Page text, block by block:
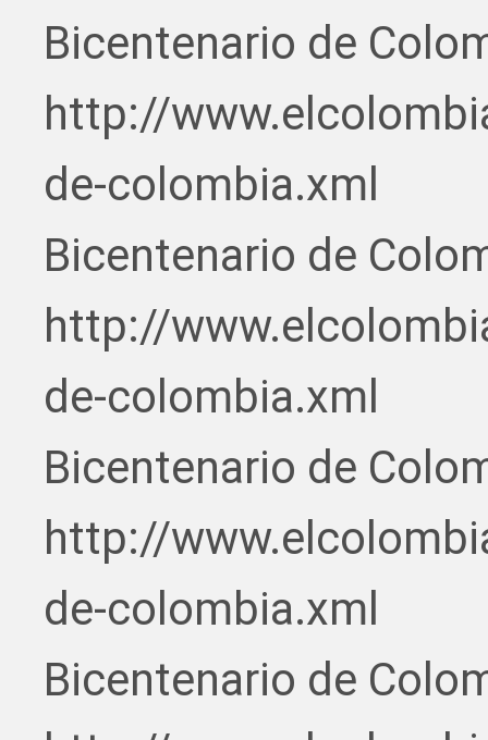
Bicentenario de
http://
de-colombia.xml
Bicentenario de
http://
de-colombia.xml
Bicentenario de
http://
de-colombia.xml
Bicentenario de